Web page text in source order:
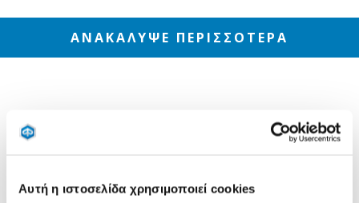
Αυτή η ιστοσελίδα χρησιμοποιεί cookies
ΑΝΑΚΆΛΥΨΕ ΠΕΡΙΣΣΌΤΕΡΑ